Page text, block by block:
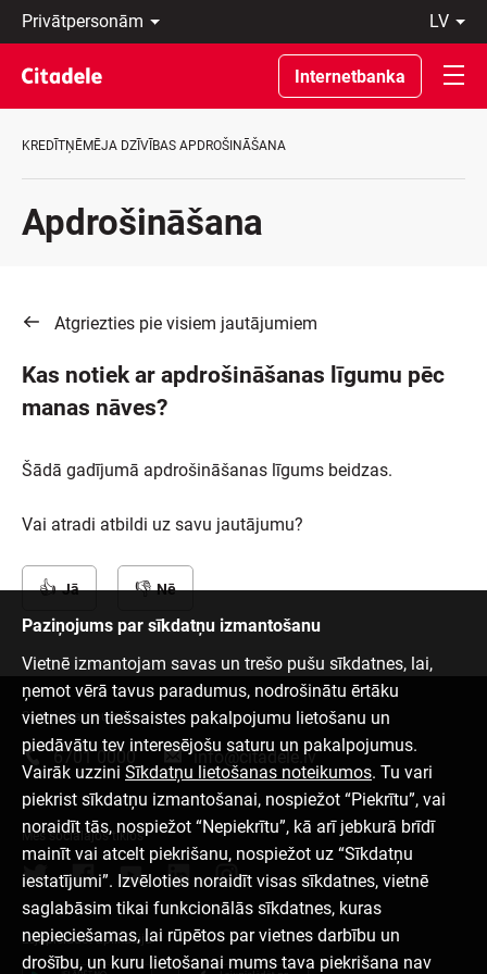
Privātpersonām
Uzņēmumiem
Private
Banking
Par
C
lv
Latviski
По-
русски
In
Internetbanka
KREDĪTŅĒMĒJA DZĪVĪBAS APDROŠINĀŠANA
Apdrošināšana
Atgriezties pie visiem jautājumiem
Kas notiek ar apdrošināšanas līgumu pēc
manas nāves?
Šādā gadījumā apdrošināšanas līgums beidzas.
Vai atradi atbildi uz savu jautājumu?
Jā Nē
Paziņojums par sīkdatņu izmantošanu
Vietnē izmantojam savas un trešo pušu sīkdatnes, lai,
ņemot vērā tavus paradumus, nodrošinātu ērtāku
vietnes un tiešsaistes pakalpojumu lietošanu un
piedāvātu tev interesējošu saturu un pakalpojumus.
Vairāk uzzini Sīkdatņu lietošanas noteikumos. Tu vari
piekrist sīkdatņu izmantošanai, nospiežot “Piekrītu”, vai
noraidīt tās, nospiežot “Nepiekrītu”, kā arī jebkurā brīdī
mainīt vai atcelt piekrišanu, nospiežot uz “Sīkdatņu
iestatījumi”. Izvēloties noraidīt visas sīkdatnes, vietnē
saglabāsim tikai funkcionālās sīkdatnes, kuras
nepieciešamas, lai rūpētos par vietnes darbību un
drošību, un kuru lietošanai mums tava piekrišana nav
Sazinies ar mums
6701 0000 info@citadele.lv
Mēs sociālajos tīklos
Lejupielādēt aplikāciju